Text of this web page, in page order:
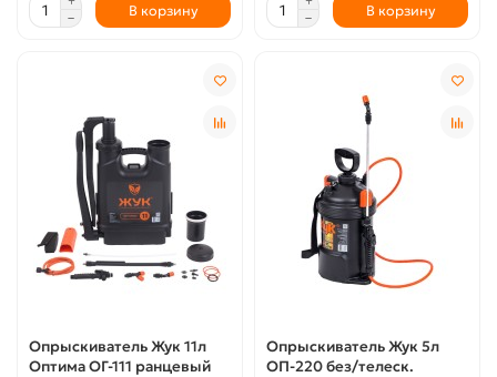
В корзину В корзину
Опрыскиватель Жук 11л
Оптима ОГ-111 ранцевый
Опрыскиватель Жук 5л
ОП-220 без/телеск.